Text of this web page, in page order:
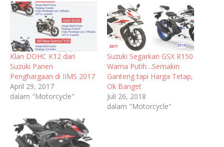
Klan DOHC K12 dari
Suzuki Panen
Penghargaan di IIMS 2017
April 29, 2017
dalam "Motorcycle"
Suzuki Segarkan GSX R150
Warna Putih…Semakin
Ganteng tapi Harga Tetap,
Ok Banget
Juli 26, 2018
dalam "Motorcycle"